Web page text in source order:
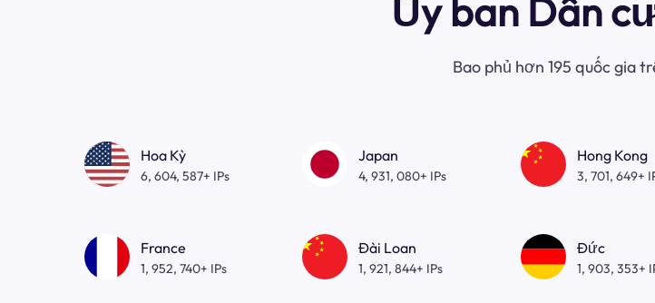
Ủy ban Dân
Bao phủ hơn 195 quốc gia
Hoa Kỳ
6, 604, 587+ IPs
Japan
4, 931, 080+ IPs
Hong Kong
3, 701, 649+
France
1, 952, 740+ IPs
Đài Loan
1, 921, 844+ IPs
Đức
1, 903, 353+